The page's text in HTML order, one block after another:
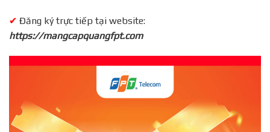
✔ Đăng ký trực tiếp tại website:
https://mangcapquangfpt.com